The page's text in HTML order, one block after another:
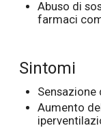
Abuso di
farmaci
Sintomi
Sensazione
Aumento